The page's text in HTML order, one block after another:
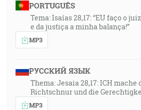
PORTUGUÊS
Tema: Isaías 28,17: “EU faço o
e da justiça a minha balança!”
MP3
РУССКИЙ ЯЗЫК
Thema: Jesaia 28,17: ICH mache
Richtschnur und die
MP3